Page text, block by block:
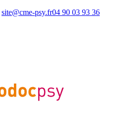
site@cme-psy.fr04 90 03 93 36